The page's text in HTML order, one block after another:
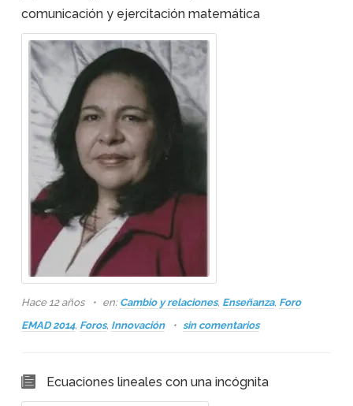
comunicación y ejercitación matemática
Hace 12 años en: Cambio y relaciones, Enseñanza, Foro
EMAD 2014, Foros, Innovación sin comentarios
Ecuaciones lineales con una incógnita